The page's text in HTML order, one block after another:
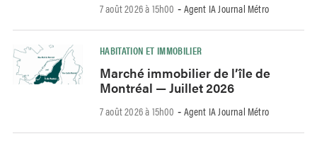
7 août 2026 à 15h00 - Agent IA Journal Métro
HABITATION ET IMMOBILIER
Marché immobilier de l’île de
Montréal — Juillet 2026
7 août 2026 à 15h00 - Agent IA Journal Métro